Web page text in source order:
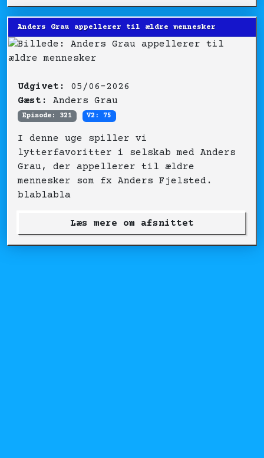
Anders Grau appellerer til ældre mennesker
Udgivet:
05/06-2026
Gæst:
Anders Grau
Episode: 321 V2: 75
I denne uge spiller vi
lytterfavoritter i selskab med Anders
Grau, der appellerer til ældre
mennesker som fx Anders Fjelsted.
blablabla
Læs mere om afsnittet